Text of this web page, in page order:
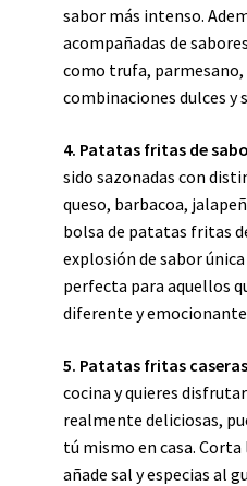
sabor más intenso.
acompañadas de
como trufa, parmesano,
combinaciones dulces y
4. Patatas fritas de
sido sazonadas con
queso, barbacoa,
bolsa de patatas fritas
explosión de sabor
perfecta para aquellos
diferente y
5. Patatas fritas
cocina y quieres
realmente deliciosas,
tú mismo en casa.
añade sal y especias al